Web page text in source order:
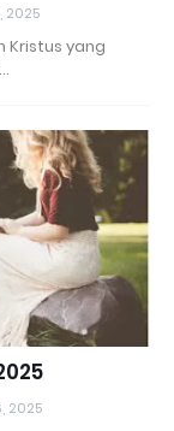
2025
Kristus yang
2025